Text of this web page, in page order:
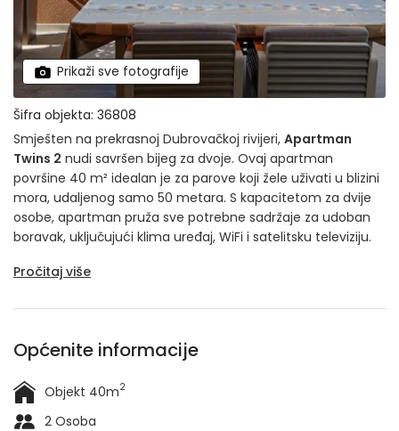
Prikaži sve fotografije
Šifra objekta: 36808
Smješten na prekrasnoj Dubrovačkoj rivijeri, Apartman
Twins 2 nudi savršen bijeg za dvoje. Ovaj apartman
površine 40 m² idealan je za parove koji žele uživati u blizini
mora, udaljenog samo 50 metara. S kapacitetom za dvije
osobe, apartman pruža sve potrebne sadržaje za udoban
boravak, uključujući klima uređaj, WiFi i satelitsku televiziju.
Pročitaj više
Općenite informacije
Objekt 40m2
2 Osoba